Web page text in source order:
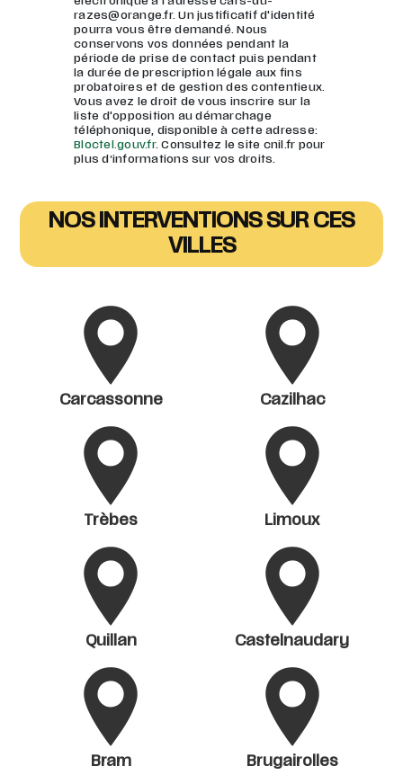
razes@orange.fr. Un justificatif d'identité
pourra vous être demandé. Nous
conservons vos données pendant la
période de prise de contact puis pendant
la durée de prescription légale aux fins
probatoires et de gestion des contentieux.
Vous avez le droit de vous inscrire sur la
liste d'opposition au démarchage
téléphonique, disponible à cette adresse:
Bloctel.gouv.fr. Consultez le site cnil.fr pour
plus d’informations sur vos droits.
NOS INTERVENTIONS SUR CES
VILLES
Carcassonne Cazilhac
Trèbes Limoux
Quillan Castelnaudary
Bram Brugairolles